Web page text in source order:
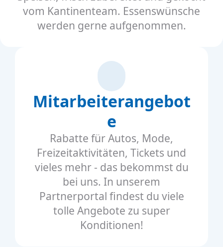
vom Kantinenteam. Essenswünsche
werden gerne aufgenommen.
Mitarbeiterangebot
e
Rabatte für Autos, Mode,
Freizeitaktivitäten, Tickets und
vieles mehr - das bekommst du
bei uns. In unserem
Partnerportal findest du viele
tolle Angebote zu super
Konditionen!